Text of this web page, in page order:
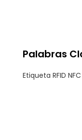
Palabras
Etiqueta RFID